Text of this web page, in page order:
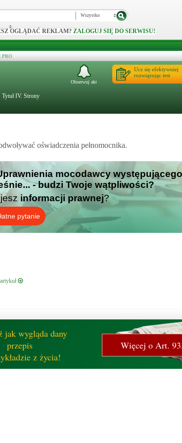
Wszystko
OGLĄDAĆ REKLAM? ZALOGUJ SIĘ DO SERWISU!
PRO
Tytuł IV. Strony
Ucz się efektywniej
rozwiązując test
Obserwuj akt
oświadczenia pełnomocnika.
mocodawcy występującego
- budzi Twoje wątpliwości?
informacji prawnej?
pytanie
jak wygląda dany
przepis
z życia!
Więcej o Art. 93.